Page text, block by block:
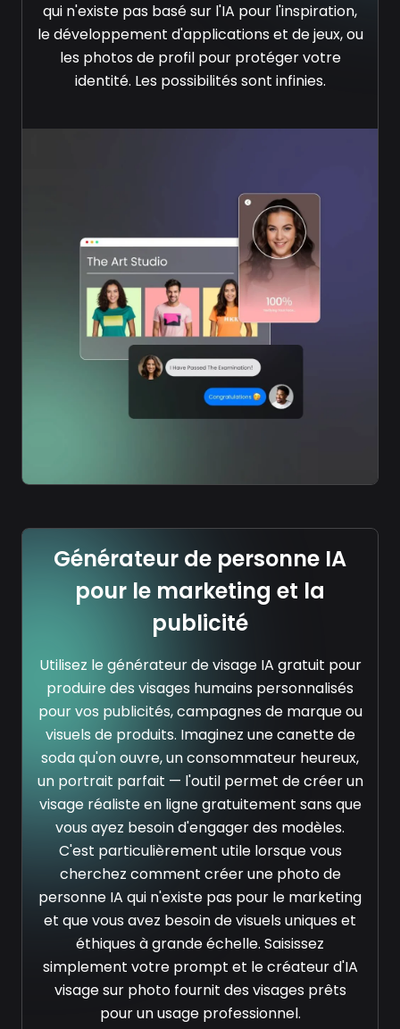
qui n'existe pas basé sur l'IA pour l'inspiration,
le développement d'applications et de jeux, ou
les photos de profil pour protéger votre
identité. Les possibilités sont infinies.
Générateur de personne IA
pour le marketing et la
publicité
Utilisez le générateur de visage IA gratuit pour
produire des visages humains personnalisés
pour vos publicités, campagnes de marque ou
visuels de produits. Imaginez une canette de
soda qu'on ouvre, un consommateur heureux,
un portrait parfait — l'outil permet de créer un
visage réaliste en ligne gratuitement sans que
vous ayez besoin d'engager des modèles.
C'est particulièrement utile lorsque vous
cherchez comment créer une photo de
personne IA qui n'existe pas pour le marketing
et que vous avez besoin de visuels uniques et
éthiques à grande échelle. Saisissez
simplement votre prompt et le créateur d'IA
visage sur photo fournit des visages prêts
pour un usage professionnel.